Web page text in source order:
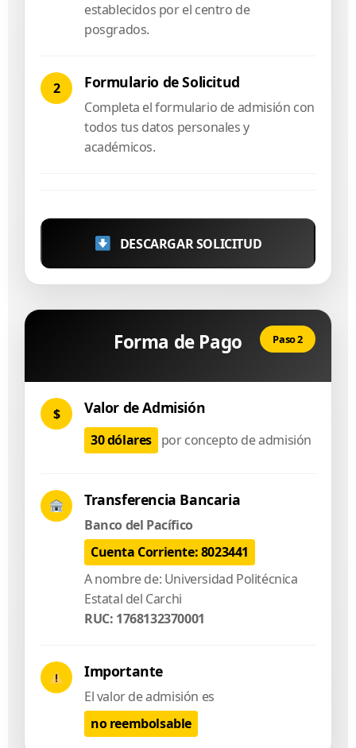
establecidos por el centro de
posgrados.
2 Formulario de Solicitud
Completa el formulario de admisión con
todos tus datos personales y
académicos.
DESCARGAR SOLICITUD
Forma de Pago Paso 2
$ Valor de Admisión
30 dólares por concepto de admisión
Transferencia Bancaria
Banco del Pacífico
Cuenta Corriente: 8023441
A nombre de: Universidad Politécnica
Estatal del Carchi
RUC: 1768132370001
Importante
El valor de admisión es
no reembolsable